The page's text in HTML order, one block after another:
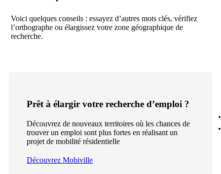
Voici quelques conseils : essayez d’autres mots clés, vérifiez
l’orthographe ou élargissez votre zone géographique de
recherche.
Prêt à élargir votre recherche d’emploi ?
Découvrez de nouveaux territoires où les chances de
trouver un emploi sont plus fortes en réalisant un
projet de mobilité résidentielle
Découvrez Mobiville